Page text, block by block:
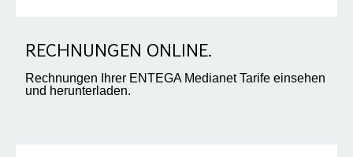
RECHNUNGEN ONLINE.
Rechnungen Ihrer ENTEGA Medianet Tarife einsehen
und herunterladen.